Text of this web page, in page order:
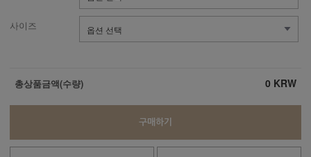
사이즈
총상품금액(수량) 0 KRW
구매하기